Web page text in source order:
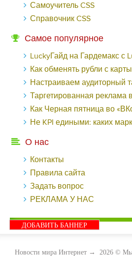
Самоучитель CSS
Справочник CSS
Самое популярное
LuckyГайд на Гардемакс с LuckyAds: 317 279
Как обменять рубли с карты Тинькофф
Настраиваем аудиторный таргетинг в поисковой
Таргетированная реклама в «Одноклассниках»: как ее
Как Черная пятница во «ВКонтакте» принесла магазину подарков 221
Не KPI едиными: каких
О нас
Контакты
Правила сайта
Задать вопрос
РЕКЛАМА У НАС
ДОБАВИТЬ БАННЕР
Новости мира Интернет → 2026 © Мы